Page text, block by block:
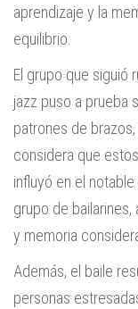
aprendizaje y la
equilibrio.
El grupo que siguió
jazz puso a prueba
patrones de
considera que
influyó en el
grupo de
y memoria
Además, el baile
personas